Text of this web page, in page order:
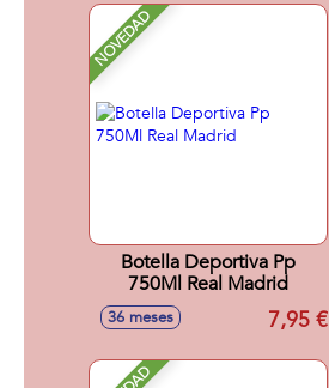
NOVEDAD
Botella Deportiva Pp
750Ml Real Madrid
36 meses 7,95 €